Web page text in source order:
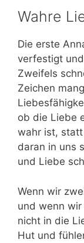
Wahre
Die erste
verfestigt
Zweifels
Zeichen
ob die Liebe
wahr ist,
daran in uns
und Liebe
Wenn wir
und wenn
nicht in die
Hut und